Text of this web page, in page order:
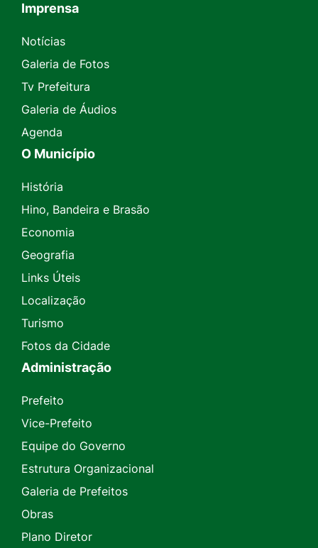
Seção do Rodapé e Contato
Imprensa
Notícias
Galeria de Fotos
Tv Prefeitura
Galeria de Áudios
Agenda
O Município
História
Hino, Bandeira e Brasão
Economia
Geografia
Links Úteis
Localização
Turismo
Fotos da Cidade
Administração
Prefeito
Vice-Prefeito
Equipe do Governo
Estrutura Organizacional
Galeria de Prefeitos
Obras
Plano Diretor